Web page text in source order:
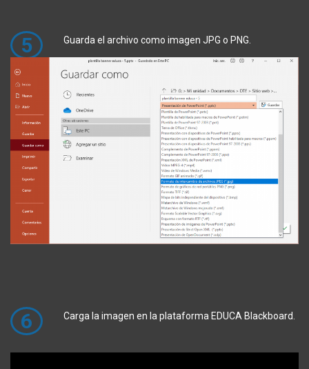
5 Guarda el archivo como imagen JPG o PNG.
6 Carga la imagen en la plataforma EDUCA Blackboard.